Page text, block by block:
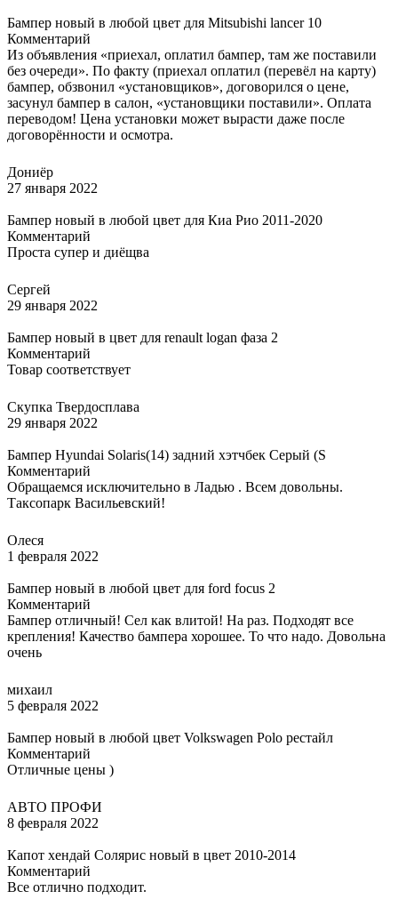
Бампер новый в любой цвет для Mitsubishi lancer 10
Комментарий
Из объявления «приехал, оплатил бампер, там же поставили
без очереди». По факту (приехал оплатил (перевёл на карту)
бампер, обзвонил «установщиков», договорился о цене,
засунул бампер в салон, «установщики поставили». Оплата
переводом! Цена установки может вырасти даже после
договорённости и осмотра.
Дониёр
27 января 2022
Бампер новый в любой цвет для Киа Рио 2011-2020
Комментарий
Проста супер и диёщва
Сергей
29 января 2022
Бампер новый в цвет для renault logan фаза 2
Комментарий
Товар соответствует
Скупка Твердосплава
29 января 2022
Бампер Hyundai Solaris(14) задний хэтчбек Серый (S
Комментарий
Обращаемся исключительно в Ладью . Всем довольны.
Таксопарк Васильевский!
Олеся
1 февраля 2022
Бампер новый в любой цвет для ford focus 2
Комментарий
Бампер отличный! Сел как влитой! На раз. Подходят все
крепления! Качество бампера хорошее. То что надо. Довольна
очень
михаил
5 февраля 2022
Бампер новый в любой цвет Volkswagen Polo рестайл
Комментарий
Отличные цены )
АВТО ПРОФИ
8 февраля 2022
Капот хендай Солярис новый в цвет 2010-2014
Комментарий
Все отлично подходит.